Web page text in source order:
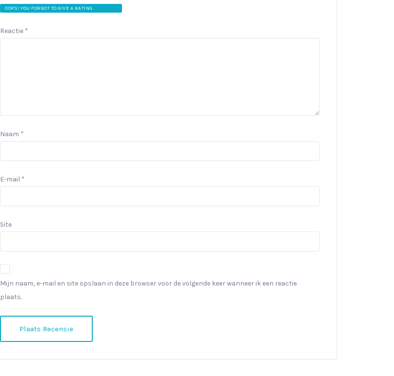
OOPS! YOU FORGOT TO GIVE A RATING.
Reactie *
Naam *
E-mail *
Site
Mijn naam, e-mail en site opslaan in deze browser voor de volgende keer wanneer ik een reactie
plaats.